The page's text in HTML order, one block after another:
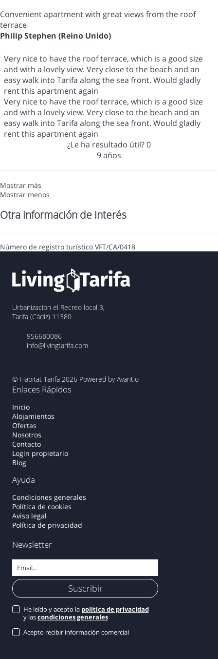
Convenient apartment with great views from the roof
terrace
Philip Stephen (Reino Unido)
Very nice to have the roof terrace, which is a good size
and with a lovely view. Very close to the beach and an
easy walk into Tarifa along the sea front. Would gladly
rent this apartment again
Very nice to have the roof terrace, which is a good size
and with a lovely view. Very close to the beach and an
easy walk into Tarifa along the sea front. Would gladly
rent this apartment again
¿Le ha resultado útil?0
9 años
Mostrar más
Mostrar menos
Otra información de interés
Número de registro turístico VFT/CA/0418
Urbanizacion el Recreo local 3,
Tarifa (Cádiz) 11380
956680086
info@livingtarifa.com
© Habitat Tarifa 2026 Powered by Avantio
Enlaces Rápidos
Inicio
Alojamientos
Ofertas
Nosotros
Contacto
Login propietario
Blog
Ayuda
Condiciones generales
Política de cookies
Aviso legal
Política de privacidad
Newsletter
He leído y acepto la política de privacidad
y lascondiciones generales
Acepto recibir información comercial